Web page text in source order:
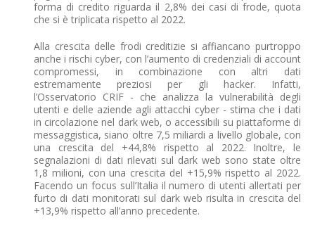
forma di credito riguarda il 2,8% dei casi di frode, quota
che si è triplicata rispetto al 2022.
Alla crescita delle frodi creditizie si affiancano purtroppo
anche i rischi cyber, con l’aumento di credenziali di account
compromessi, in combinazione con altri dati
estremamente preziosi per gli hacker. Infatti,
l’Osservatorio CRIF - che analizza la vulnerabilità degli
utenti e delle aziende agli attacchi cyber - stima che i dati
in circolazione nel dark web, o accessibili su piattaforme di
messaggistica, siano oltre 7,5 miliardi a livello globale, con
una crescita del +44,8% rispetto al 2022. Inoltre, le
segnalazioni di dati rilevati sul dark web sono state oltre
1,8 milioni, con una crescita del +15,9% rispetto al 2022.
Facendo un focus sull’Italia il numero di utenti allertati per
furto di dati monitorati sul dark web risulta in crescita del
+13,9% rispetto all’anno precedente.